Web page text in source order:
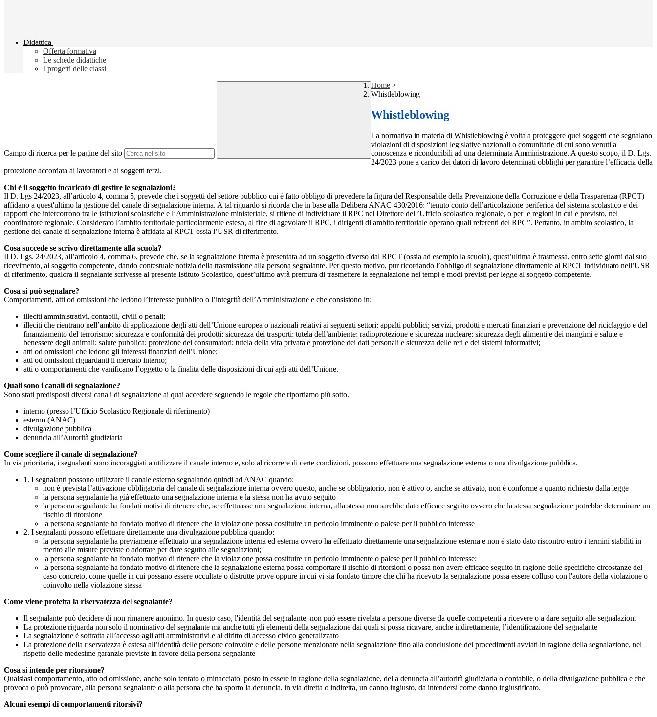
Didattica
Offerta formativa
Le schede didattiche
I progetti delle classi
Campo di ricerca per le pagine del sito
Home >
Whistleblowing
Whistleblowing
La normativa in materia di Whistleblowing è volta a proteggere quei soggetti che segnalano
violazioni di disposizioni legislative nazionali o comunitarie di cui sono venuti a
conoscenza e riconducibili ad una determinata Amministrazione. A questo scopo, il D. Lgs.
24/2023 pone a carico dei datori di lavoro determinati obblighi per garantire l’efficacia della
protezione accordata ai lavoratori e ai soggetti terzi.
Chi è il soggetto incaricato di gestire le segnalazioni?
Il D. Lgs 24/2023, all’articolo 4, comma 5, prevede che i soggetti del settore pubblico cui è fatto obbligo di prevedere la figura del Responsabile della Prevenzione della Corruzione e della Trasparenza (RPCT)
affidano a quest'ultimo la gestione del canale di segnalazione interna. A tal riguardo si ricorda che in base alla Delibera ANAC 430/2016: “tenuto conto dell’articolazione periferica del sistema scolastico e dei
rapporti che intercorrono tra le istituzioni scolastiche e l’Amministrazione ministeriale, si ritiene di individuare il RPC nel Direttore dell’Ufficio scolastico regionale, o per le regioni in cui è previsto, nel
coordinatore regionale. Considerato l’ambito territoriale particolarmente esteso, al fine di agevolare il RPC, i dirigenti di ambito territoriale operano quali referenti del RPC”. Pertanto, in ambito scolastico, la
gestione del canale di segnalazione interna è affidata al RPCT ossia l’USR di riferimento.
Cosa succede se scrivo direttamente alla scuola?
Il D. Lgs. 24/2023, all’articolo 4, comma 6, prevede che, se la segnalazione interna è presentata ad un soggetto diverso dal RPCT (ossia ad esempio la scuola), quest’ultima è trasmessa, entro sette giorni dal suo
ricevimento, al soggetto competente, dando contestuale notizia della trasmissione alla persona segnalante. Per questo motivo, pur ricordando l’obbligo di segnalazione direttamente al RPCT individuato nell’USR
di riferimento, qualora il segnalante scrivesse al presente Istituto Scolastico, quest’ultimo avrà premura di trasmettere la segnalazione nei tempi e modi previsti per legge al soggetto competente.
Cosa si può segnalare?
Comportamenti, atti od omissioni che ledono l’interesse pubblico o l’integrità dell’Amministrazione e che consistono in:
illeciti amministrativi, contabili, civili o penali;
illeciti che rientrano nell’ambito di applicazione degli atti dell’Unione europea o nazionali relativi ai seguenti settori: appalti pubblici; servizi, prodotti e mercati finanziari e prevenzione del riciclaggio e del
finanziamento del terrorismo; sicurezza e conformità dei prodotti; sicurezza dei trasporti; tutela dell’ambiente; radioprotezione e sicurezza nucleare; sicurezza degli alimenti e dei mangimi e salute e
benessere degli animali; salute pubblica; protezione dei consumatori; tutela della vita privata e protezione dei dati personali e sicurezza delle reti e dei sistemi informativi;
atti od omissioni che ledono gli interessi finanziari dell’Unione;
atti od omissioni riguardanti il mercato interno;
atti o comportamenti che vanificano l’oggetto o la finalità delle disposizioni di cui agli atti dell’Unione.
Quali sono i canali di segnalazione?
Sono stati predisposti diversi canali di segnalazione ai quai accedere seguendo le regole che riportiamo più sotto.
interno (presso l’Ufficio Scolastico Regionale di riferimento)
esterno (ANAC)
divulgazione pubblica
denuncia all’Autorità giudiziaria
Come scegliere il canale di segnalazione?
In via prioritaria, i segnalanti sono incoraggiati a utilizzare il canale interno e, solo al ricorrere di certe condizioni, possono effettuare una segnalazione esterna o una divulgazione pubblica.
1. I segnalanti possono utilizzare il canale esterno segnalando quindi ad ANAC quando:
non è prevista l’attivazione obbligatoria del canale di segnalazione interna ovvero questo, anche se obbligatorio, non è attivo o, anche se attivato, non è conforme a quanto richiesto dalla legge
la persona segnalante ha già effettuato una segnalazione interna e la stessa non ha avuto seguito
la persona segnalante ha fondati motivi di ritenere che, se effettuasse una segnalazione interna, alla stessa non sarebbe dato efficace seguito ovvero che la stessa segnalazione potrebbe determinare un
rischio di ritorsione
la persona segnalante ha fondato motivo di ritenere che la violazione possa costituire un pericolo imminente o palese per il pubblico interesse
2. I segnalanti possono effettuare direttamente una divulgazione pubblica quando:
la persona segnalante ha previamente effettuato una segnalazione interna ed esterna ovvero ha effettuato direttamente una segnalazione esterna e non è stato dato riscontro entro i termini stabiliti in
merito alle misure previste o adottate per dare seguito alle segnalazioni;
la persona segnalante ha fondato motivo di ritenere che la violazione possa costituire un pericolo imminente o palese per il pubblico interesse;
la persona segnalante ha fondato motivo di ritenere che la segnalazione esterna possa comportare il rischio di ritorsioni o possa non avere efficace seguito in ragione delle specifiche circostanze del
caso concreto, come quelle in cui possano essere occultate o distrutte prove oppure in cui vi sia fondato timore che chi ha ricevuto la segnalazione possa essere colluso con l'autore della violazione o
coinvolto nella violazione stessa
Come viene protetta la riservatezza del segnalante?
Il segnalante può decidere di non rimanere anonimo. In questo caso, l'identità del segnalante, non può essere rivelata a persone diverse da quelle competenti a ricevere o a dare seguito alle segnalazioni
La protezione riguarda non solo il nominativo del segnalante ma anche tutti gli elementi della segnalazione dai quali si possa ricavare, anche indirettamente, l’identificazione del segnalante
La segnalazione è sottratta all’accesso agli atti amministrativi e al diritto di accesso civico generalizzato
La protezione della riservatezza è estesa all’identità delle persone coinvolte e delle persone menzionate nella segnalazione fino alla conclusione dei procedimenti avviati in ragione della segnalazione, nel
rispetto delle medesime garanzie previste in favore della persona segnalante
Cosa si intende per ritorsione?
Qualsiasi comportamento, atto od omissione, anche solo tentato o minacciato, posto in essere in ragione della segnalazione, della denuncia all’autorità giudiziaria o contabile, o della divulgazione pubblica e che
provoca o può provocare, alla persona segnalante o alla persona che ha sporto la denuncia, in via diretta o indiretta, un danno ingiusto, da intendersi come danno ingiustificato.
Alcuni esempi di comportamenti ritorsivi?